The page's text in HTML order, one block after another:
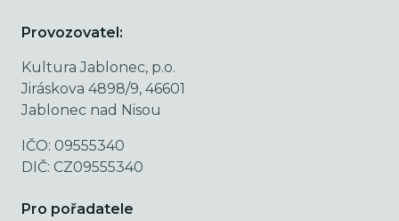
Provozovatel:
Kultura Jablonec, p.o.
Jiráskova 4898/9, 46601
Jablonec nad Nisou
IČO: 09555340
DIČ: CZ09555340
Pro pořadatele